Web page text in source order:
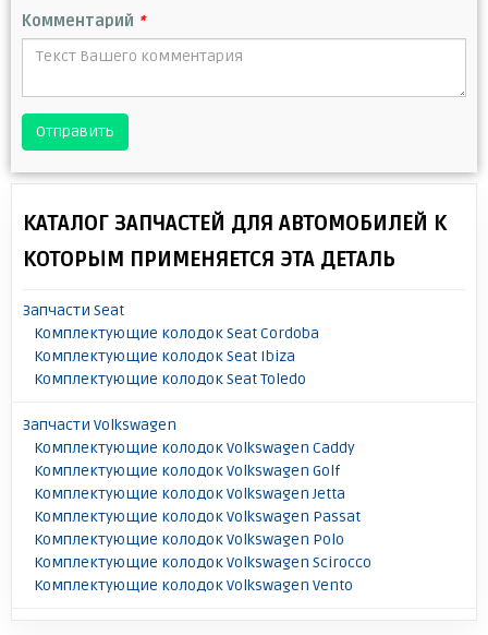
Комментарий *
Отправить
КАТАЛОГ ЗАПЧАСТЕЙ ДЛЯ АВТОМОБИЛЕЙ К
КОТОРЫМ ПРИМЕНЯЕТСЯ ЭТА ДЕТАЛЬ
Запчасти Seat
Комплектующие колодок Seat Cordoba
Комплектующие колодок Seat Ibiza
Комплектующие колодок Seat Toledo
Запчасти Volkswagen
Комплектующие колодок Volkswagen Caddy
Комплектующие колодок Volkswagen Golf
Комплектующие колодок Volkswagen Jetta
Комплектующие колодок Volkswagen Passat
Комплектующие колодок Volkswagen Polo
Комплектующие колодок Volkswagen Scirocco
Комплектующие колодок Volkswagen Vento